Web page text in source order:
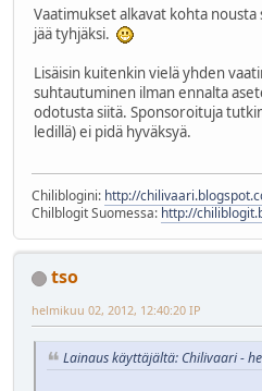
Vaatimukset alkavat kohta
jää tyhjäksi.
Lisäisin kuitenkin vielä yhden
suhtautuminen ilman ennalta
odotusta siitä. Sponsoroituja
ledillä) ei pidä hyväksyä.
Chiliblogini: http://
Chilblogit Suomessa: http://
tso
helmikuu 02, 2012, 12:40:20 IP
Lainaus käyttäjältä: Chilivaari -